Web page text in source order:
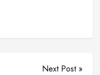
Next Post »